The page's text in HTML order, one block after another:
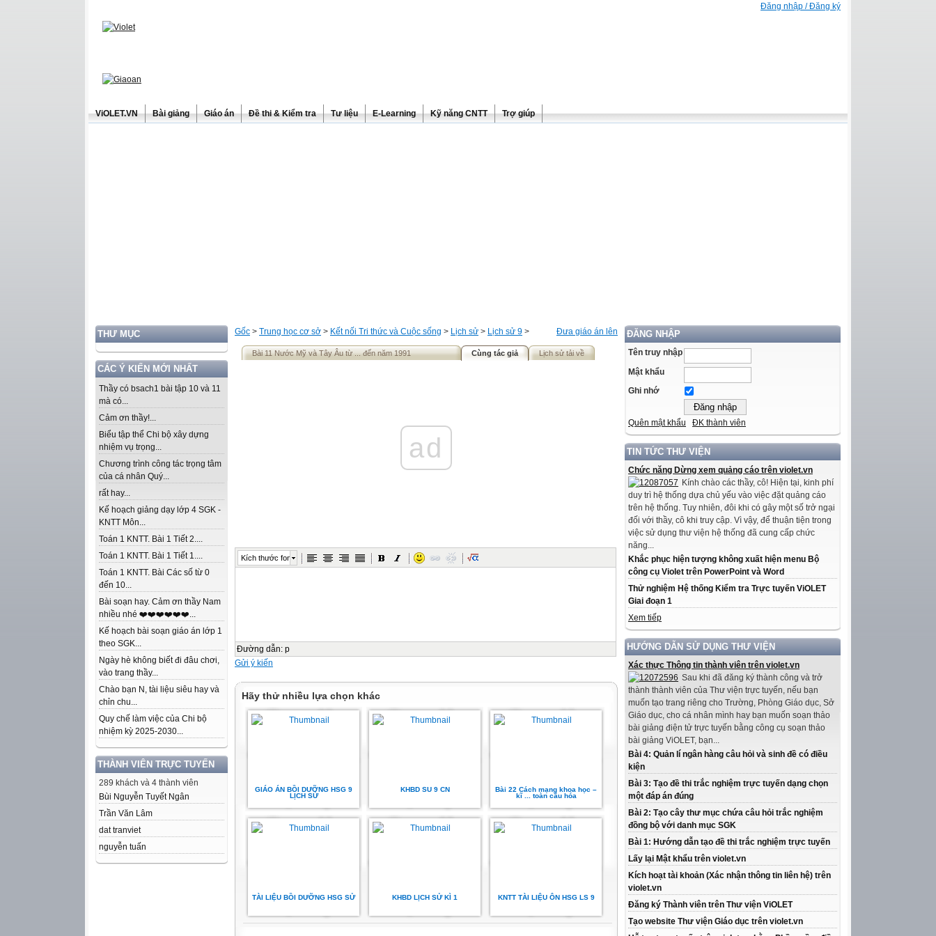
Đăng nhập / Đăng ký
ViOLET.VN Bài giảng Giáo án Đề thi & Kiểm tra Tư liệu E-Learning Kỹ năng CNTT Trợ giúp
THƯ MỤC
CÁC Ý KIẾN MỚI NHẤT
Thầy có bsach1 bài tập 10 và 11
mà có...
Cảm ơn thầy!...
Biểu tập thể Chi bộ xây dựng
nhiệm vụ trọng...
Chương trình công tác trọng tâm
của cá nhân Quý...
rất hay...
Kế hoạch giảng dạy lớp 4 SGK -
KNTT Môn...
Toán 1 KNTT. Bài 1 Tiết 2....
Toán 1 KNTT. Bài 1 Tiết 1....
Toán 1 KNTT. Bài Các số từ 0
đến 10...
Bài soạn hay. Cảm ơn thầy Nam
nhiều nhé ❤️❤️❤️❤️❤️❤️...
Kế hoạch bài soạn giáo án lớp 1
theo SGK...
Ngày hè không biết đi đâu chơi,
vào trang thầy...
Chào bạn N, tài liệu siêu hay và
chỉn chu...
Quy chế làm việc của Chi bộ
nhiệm kỳ 2025-2030...
THÀNH VIÊN TRỰC TUYẾN
289 khách và 4 thành viên
Bùi Nguyễn Tuyết Ngân
Trần Văn Lâm
dat tranviet
nguyễn tuấn
ĐĂNG NHẬP
Tên truy nhập
Mật khẩu
Ghi nhớ
Quên mật khẩu ĐK thành viên
TIN TỨC THƯ VIỆN
Chức năng Dừng xem quảng cáo trên violet.vn
Kính chào các thầy, cô! Hiện tại, kinh phí
duy trì hệ thống dựa chủ yếu vào việc đặt quảng cáo
trên hệ thống. Tuy nhiên, đôi khi có gây một số trở ngại
đối với thầy, cô khi truy cập. Vì vậy, để thuận tiện trong
việc sử dụng thư viện hệ thống đã cung cấp chức
năng...
Khắc phục hiện tượng không xuất hiện menu Bộ
công cụ Violet trên PowerPoint và Word
Thử nghiệm Hệ thống Kiểm tra Trực tuyến ViOLET
Giai đoạn 1
Xem tiếp
HƯỚNG DẪN SỬ DỤNG THƯ VIỆN
Xác thực Thông tin thành viên trên violet.vn
Sau khi đã đăng ký thành công và trở
thành thành viên của Thư viện trực tuyến, nếu bạn
muốn tạo trang riêng cho Trường, Phòng Giáo dục, Sở
Giáo dục, cho cá nhân mình hay bạn muốn soạn thảo
bài giảng điện tử trực tuyến bằng công cụ soạn thảo
bài giảng ViOLET, bạn...
Bài 4: Quản lí ngân hàng câu hỏi và sinh đề có điều
kiện
Bài 3: Tạo đề thi trắc nghiệm trực tuyến dạng chọn
một đáp án đúng
Bài 2: Tạo cây thư mục chứa câu hỏi trắc nghiệm
đồng bộ với danh mục SGK
Bài 1: Hướng dẫn tạo đề thi trắc nghiệm trực tuyến
Lấy lại Mật khẩu trên violet.vn
Kích hoạt tài khoản (Xác nhận thông tin liên hệ) trên
violet.vn
Đăng ký Thành viên trên Thư viện ViOLET
Tạo website Thư viện Giáo dục trên violet.vn
Đưa giáo án lên
Gốc > Trung học cơ sở > Kết nối Tri thức và Cuộc sống > Lịch sử > Lịch sử 9 >
Bài 11 Nước Mỹ và Tây Âu từ ... đến năm 1991 Cùng tác giả Lịch sử tải về
ad
Kích thước font
Đường dẫn: p
Gửi ý kiến
Hãy thử nhiều lựa chọn khác
GIÁO ÁN BỒI DƯỠNG HSG 9
LỊCH SỬ
KHBD SU 9 CN
Bài 22 Cách mạng khoa học –
kĩ ... toàn cầu hóa
TÀI LIỆU BỒI DƯỠNG HSG SỬ KHBD LỊCH SỬ KÌ 1 KNTT TÀI LIỆU ÔN HSG LS 9